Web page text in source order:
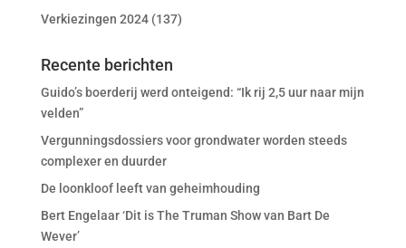
Verkiezingen 2024(137)
Recente berichten
Guido’s boerderij werd onteigend: “Ik rij 2,5 uur naar mijn
velden”
Vergunningsdossiers voor grondwater worden steeds
complexer en duurder
De loonkloof leeft van geheimhouding
Bert Engelaar ‘Dit is The Truman Show van Bart De
Wever’